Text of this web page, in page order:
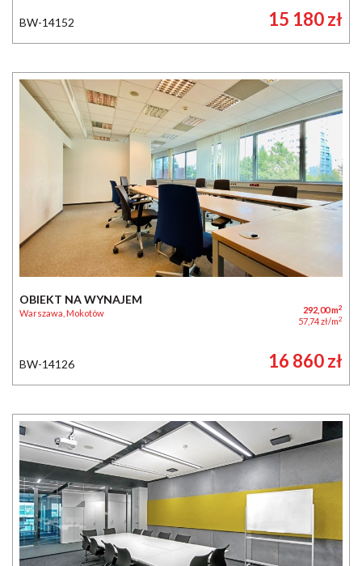
BW-14152 15 180 zł
OBIEKT NA WYNAJEM
Warszawa, Mokotów 292,00 m2
57,74 zł/m2
BW-14126 16 860 zł